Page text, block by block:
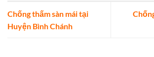
Chống thấm sàn mái tại
Huyện Bình Chánh